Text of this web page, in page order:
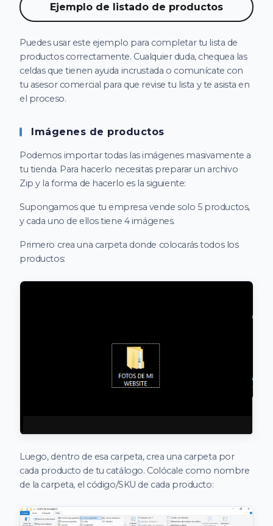
Ejemplo de listado de productos
Puedes usar este ejemplo para completar tu lista de
productos correctamente. Cualquier duda, chequea las
celdas que tienen ayuda incrustada o comunícate con
tu asesor comercial para que revise tu lista y te asista en
el proceso.
Imágenes de productos
Podemos importar todas las imágenes masivamente a
tu tienda. Para hacerlo necesitas preparar un archivo
Zip y la forma de hacerlo es la siguiente:
Supongamos que tu empresa vende solo 5 productos,
y cada uno de ellos tiene 4 imágenes.
Primero crea una carpeta donde colocarás todos los
productos:
Luego, dentro de esa carpeta, crea una carpeta por
cada producto de tu catálogo. Colócale como nombre
de la carpeta, el código/SKU de cada producto: